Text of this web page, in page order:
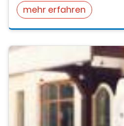
mehr erfahren